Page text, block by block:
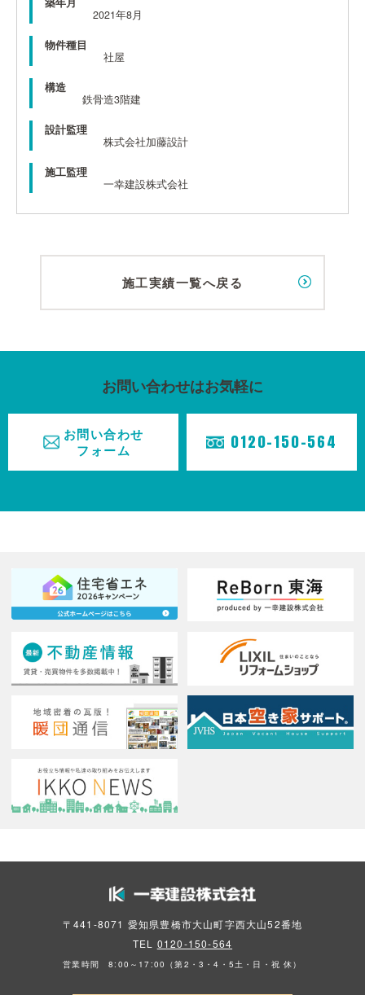
2021年8月
物件種目
社屋
構造
鉄骨造3階建
設計監理
株式会社加藤設計
施工監理
一幸建設株式会社
施工実績一覧へ戻る
お問い合わせはお気軽に
お問い合わせ
フォーム
0120-150-564
〒441-8071 愛知県豊橋市大山町字西大山52番地
TEL 0120-150-564
営業時間 8:00～17:00（第2・3・4・5土・日・祝 休）